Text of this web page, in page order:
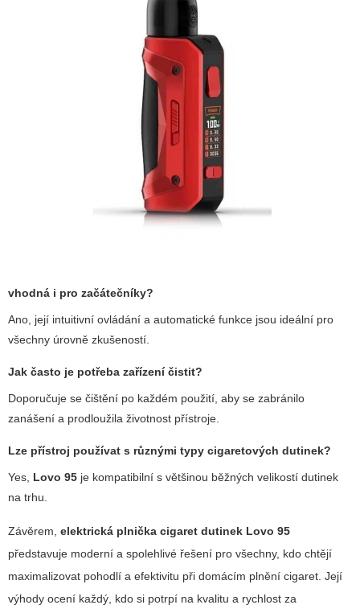
vhodná i pro začátečníky?
Ano, její intuitivní ovládání a automatické funkce jsou ideální pro
všechny úrovně zkušeností.
Jak často je potřeba zařízení čistit?
Doporučuje se čištění po každém použití, aby se zabránilo
zanášení a prodloužila životnost přístroje.
Lze přístroj používat s různými typy cigaretových dutinek?
Yes, Lovo 95 je kompatibilní s většinou běžných velikostí dutinek
na trhu.
Závěrem, elektrická plnička cigaret dutinek Lovo 95
představuje moderní a spolehlivé řešení pro všechny, kdo chtějí
maximalizovat pohodlí a efektivitu při domácím plnění cigaret. Její
výhody ocení každý, kdo si potrpí na kvalitu a rychlost za